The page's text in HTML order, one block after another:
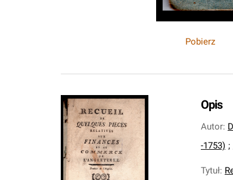
Pobierz
Opis
Autor:
-1753) ;
Tytuł: